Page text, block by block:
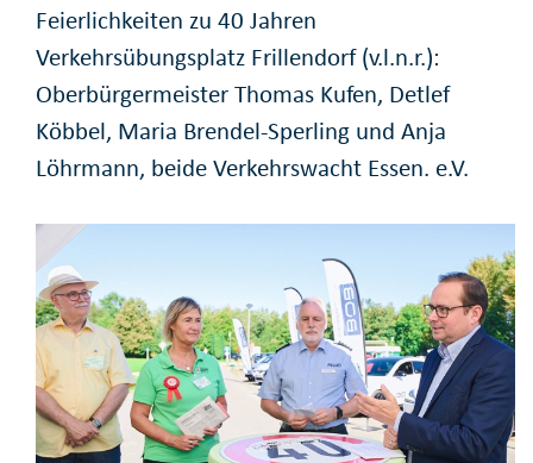
Feierlichkeiten zu 40 Jahren
Verkehrsübungsplatz Frillendorf (v.l.n.r.):
Oberbürgermeister Thomas Kufen, Detlef
Köbbel, Maria Brendel-Sperling und Anja
Löhrmann, beide Verkehrswacht Essen. e.V.